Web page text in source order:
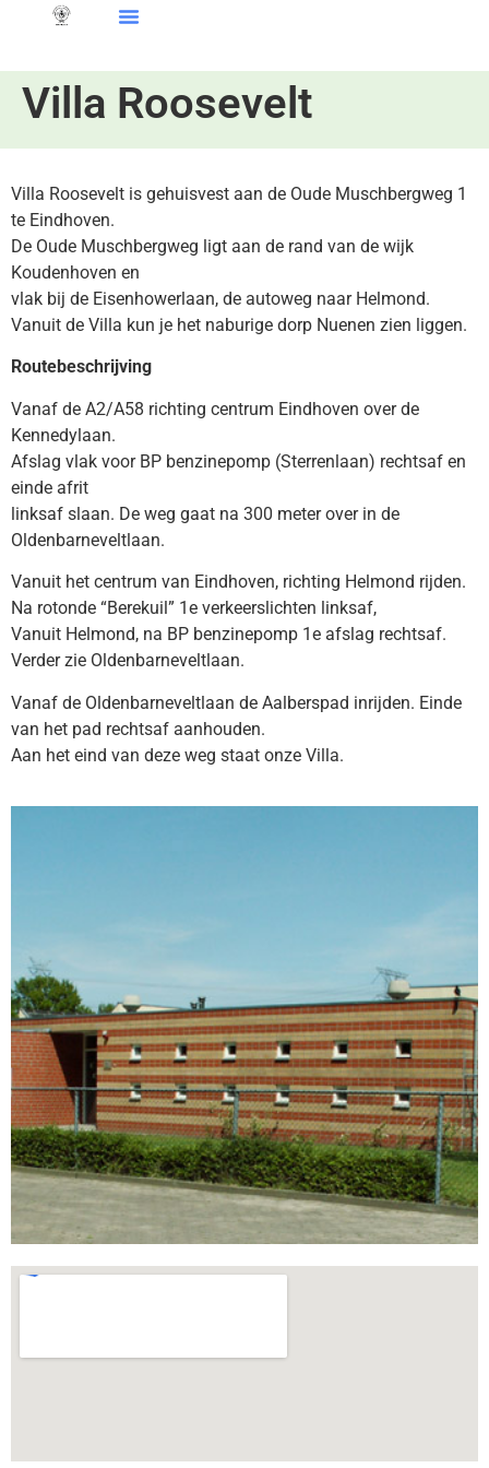
Villa Roosevelt
Villa Roosevelt is gehuisvest aan de Oude Muschbergweg 1
te Eindhoven.
De Oude Muschbergweg ligt aan de rand van de wijk
Koudenhoven en
vlak bij de Eisenhowerlaan, de autoweg naar Helmond.
Vanuit de Villa kun je het naburige dorp Nuenen zien liggen.
Routebeschrijving
Vanaf de A2/A58 richting centrum Eindhoven over de
Kennedylaan.
Afslag vlak voor BP benzinepomp (Sterrenlaan) rechtsaf en
einde afrit
linksaf slaan. De weg gaat na 300 meter over in de
Oldenbarneveltlaan.
Vanuit het centrum van Eindhoven, richting Helmond rijden.
Na rotonde “Berekuil” 1e verkeerslichten linksaf,
Vanuit Helmond, na BP benzinepomp 1e afslag rechtsaf.
Verder zie Oldenbarneveltlaan.
Vanaf de Oldenbarneveltlaan de Aalberspad inrijden. Einde
van het pad rechtsaf aanhouden.
Aan het eind van deze weg staat onze Villa.